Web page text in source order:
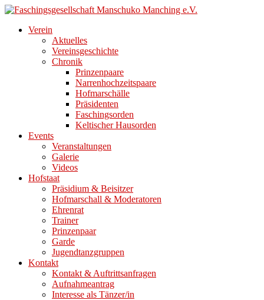
Direkt
Inhalt
Verein
Aktuelles
Vereinsgeschichte
Chronik
Prinzenpaare
Narrenhochzeitspaare
Hofmarschälle
Präsidenten
Faschingsorden
Keltischer Hausorden
Events
Veranstaltungen
Galerie
Videos
Hofstaat
Präsidium & Beisitzer
Hofmarschall & Moderatoren
Ehrenrat
Trainer
Prinzenpaar
Garde
Jugendtanzgruppen
Kontakt
Kontakt & Auftrittsanfragen
Aufnahmeantrag
Interesse als Tänzer/in